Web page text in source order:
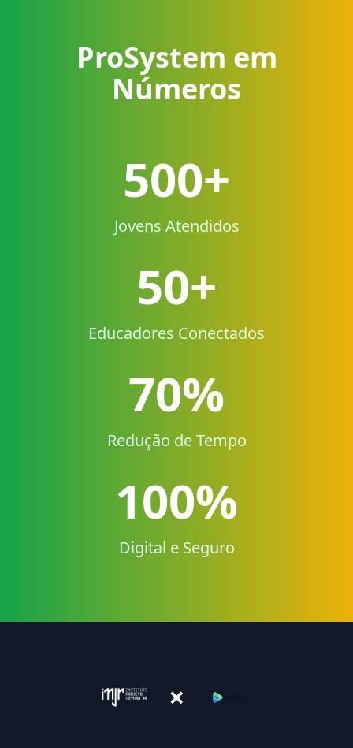
ProSystem em
Números
500+
Jovens Atendidos
50+
Educadores Conectados
70%
Redução de Tempo
100%
Digital e Seguro
×